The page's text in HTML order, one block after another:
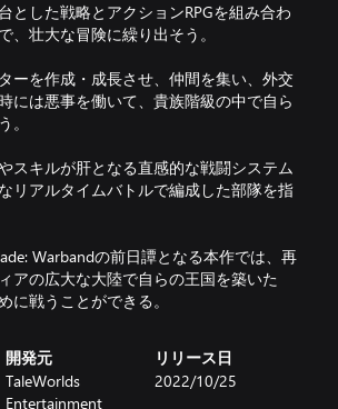
とした戦略とアクションRPGを組み合わ
、壮大な冒険に繰り出そう。
ーを作成・成長させ、仲間を集い、外交
には悪事を働いて、貴族階級の中で自ら
。
スキルが肝となる直感的な戦闘システム
リアルタイムバトルで編成した部隊を指
Warbandの前日譚となる本作では、再
アの広大な大陸で自らの王国を築いた
に戦うことができる。
開発元
TaleWorlds
Entertainment
リリース日
2022/10/25